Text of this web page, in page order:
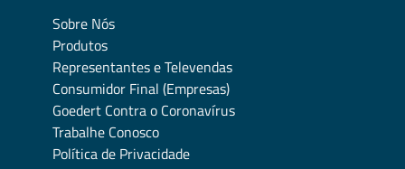
Sobre Nós
Produtos
Representantes e Televendas
Consumidor Final (Empresas)
Goedert Contra o Coronavírus
Trabalhe Conosco
Política de Privacidade